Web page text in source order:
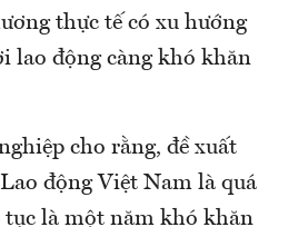
thực tế có xu hướng
lao động càng khó khăn
cho rằng, đề xuất
động Việt Nam là quá
tục là một năm khó khăn